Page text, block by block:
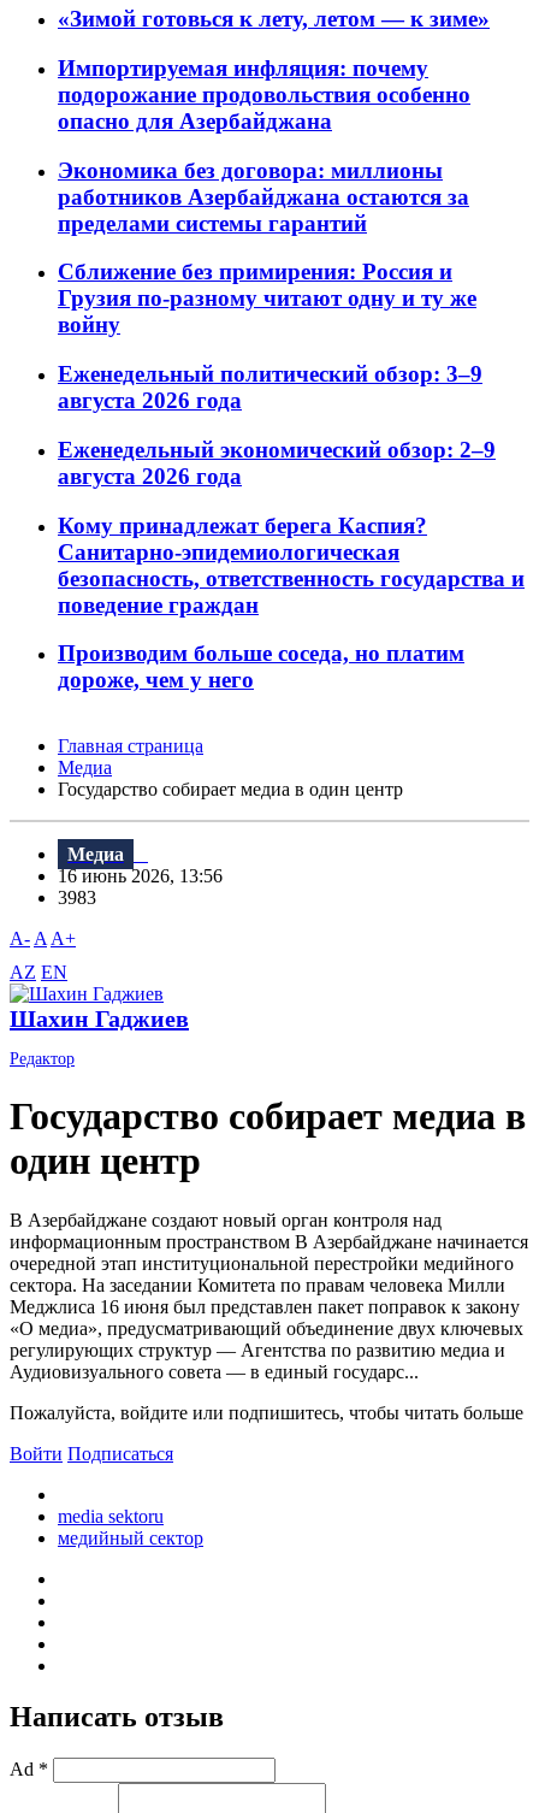
«Зимой готовься к лету, летом — к зиме»
Импортируемая инфляция: почему
подорожание продовольствия особенно
опасно для Азербайджана
Экономика без договора: миллионы
работников Азербайджана остаются за
пределами системы гарантий
Сближение без примирения: Россия и
Грузия по-разному читают одну и ту же
войну
Еженедельный политический обзор: 3–9
августа 2026 года
Еженедельный экономический обзор: 2–9
августа 2026 года
Кому принадлежат берега Каспия?
Санитарно-эпидемиологическая
безопасность, ответственность государства и
поведение граждан
Производим больше соседа, но платим
дороже, чем у него
Главная страница
Медиа
Государство собирает медиа в один центр
Медиа
16 июнь 2026, 13:56
3983
A- A A+
AZ EN
Шахин Гаджиев
Редактор
Государство собирает медиа в
один центр
В Азербайджане создают новый орган контроля над
информационным пространством В Азербайджане начинается
очередной этап институциональной перестройки медийного
сектора. На заседании Комитета по правам человека Милли
Меджлиса 16 июня был представлен пакет поправок к закону
«О медиа», предусматривающий объединение двух ключевых
регулирующих структур — Агентства по развитию медиа и
Аудиовизуального совета — в единый государс...
Пожалуйста, войдите или подпишитесь, чтобы читать больше
Войти Подписаться
media sektoru
медийный сектор
Написать отзыв
Ad *